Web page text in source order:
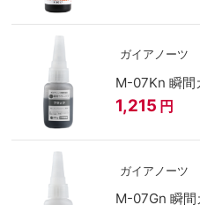
ガイアノーツ
M-07Kn 瞬間
1,215 円
ガイアノーツ
M-07Gn 瞬間